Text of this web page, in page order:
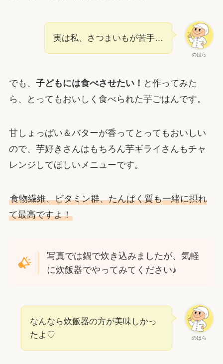
のはら
実は私、さつまいもが苦手…
でも、 子どもには食べさせたい！ と作ってみた
ら、とってもおいしく食べられた芋ごはんです。
甘しょっぱい＆バターが香ってとってもおいしい
ので、芋好きさんはもちろん芋ギライさんもチャ
レンジしてほしいメニューです。
食物繊維、ビタミン群、たんぱく質も一緒に摂れ
て最高ですよ！
写真では鍋で炊き込みましたが、気軽
に炊飯器でやってみてください♪
のはら
なんなら炊飯器の方が美味しかっ
たよ♡